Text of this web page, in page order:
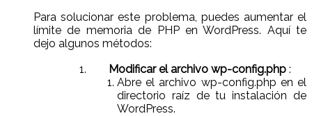
Para solucionar este problema, puedes aumentar el
límite de memoria de PHP en WordPress. Aquí te
dejo algunos métodos:
Modificar el archivo wp-config.php :
Abre el archivo wp-config.php en el
directorio raíz de tu instalación de
WordPress.